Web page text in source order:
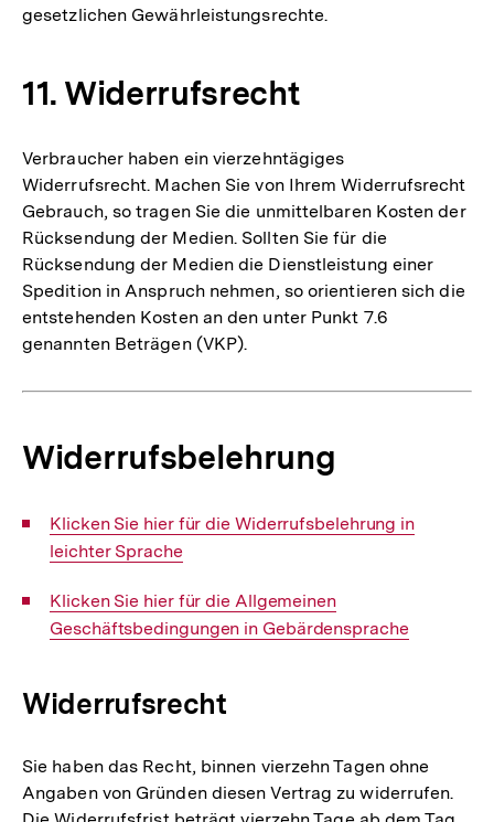
gesetzlichen Gewährleistungsrechte.
11. Widerrufsrecht
Verbraucher haben ein vierzehntägiges
Widerrufsrecht. Machen Sie von Ihrem Widerrufsrecht
Gebrauch, so tragen Sie die unmittelbaren Kosten der
Rücksendung der Medien. Sollten Sie für die
Rücksendung der Medien die Dienstleistung einer
Spedition in Anspruch nehmen, so orientieren sich die
entstehenden Kosten an den unter Punkt 7.6
genannten Beträgen (VKP).
Widerrufsbelehrung
Interner
Link:
Klicken Sie hier für die Widerrufsbelehrung in
leichter Sprache
Interner
Link:
Klicken Sie hier für die Allgemeinen
Geschäftsbedingungen in Gebärdensprache
Widerrufsrecht
Sie haben das Recht, binnen vierzehn Tagen ohne
Angaben von Gründen diesen Vertrag zu widerrufen.